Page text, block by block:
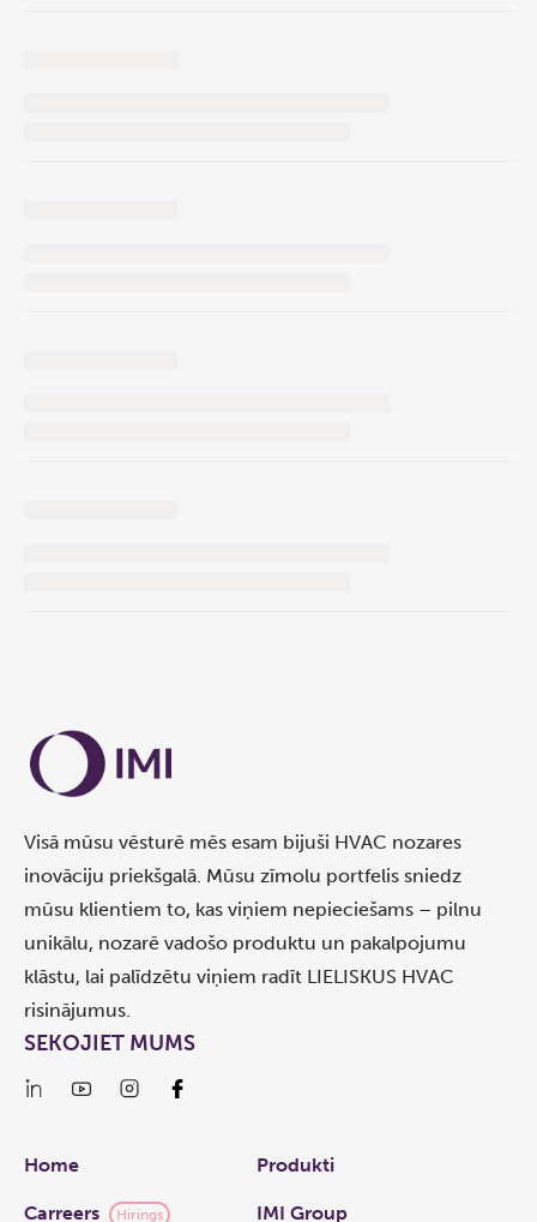
Visā mūsu vēsturē mēs esam bijuši HVAC nozares
inovāciju priekšgalā. Mūsu zīmolu portfelis sniedz
mūsu klientiem to, kas viņiem nepieciešams – pilnu
unikālu, nozarē vadošo produktu un pakalpojumu
klāstu, lai palīdzētu viņiem radīt LIELISKUS HVAC
risinājumus.
Links
Home Produkti
Carreers Hirings IMI Group
SEKOJIET MUMS